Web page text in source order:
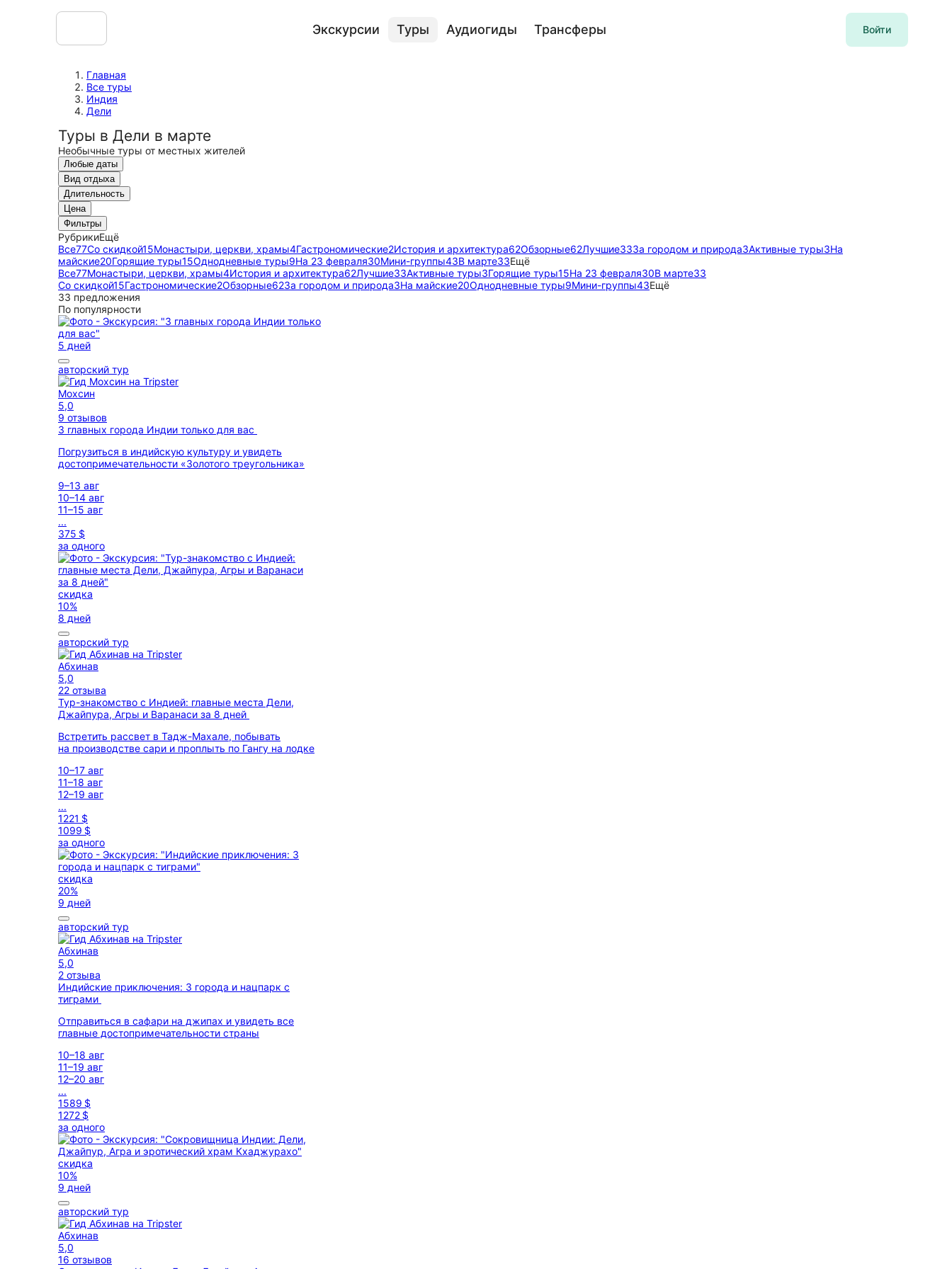
Экскурсии Туры Аудиогиды Трансферы Войти
Главная
Все туры
Индия
Дели
Туры в Дели в марте
Необычные туры от местных жителей
Любые даты
Вид отдыха
Длительность
Цена
Фильтры
РубрикиЕщё
Все77Со скидкой15Монастыри, церкви, храмы4Гастрономические2История и архитектура62Обзорные62Лучшие33За городом и природа3Активные туры3На
майские20Горящие туры15Однодневные туры9На 23 февраля30Мини-группы43В марте33Ещё
Все77Монастыри, церкви, храмы4История и архитектура62Лучшие33Активные туры3Горящие туры15На 23 февраля30В марте33
Со скидкой15Гастрономические2Обзорные62За городом и природа3На майские20Однодневные туры9Мини-группы43Ещё
33 предложения
По популярности
5 дней
авторский тур
Мохсин
5,0
9 отзывов
3 главных города Индии только для вас
Погрузиться в индийскую культуру и увидеть
достопримечательности «Золотого треугольника»
9–13 авг
10–14 авг
11–15 авг
...
375 $
за одного
скидка
10%
8 дней
авторский тур
Абхинав
5,0
22 отзыва
Тур-знакомство с Индией: главные места Дели,
Джайпура, Агры и Варанаси за 8 дней
Встретить рассвет в Тадж-Махале, побывать
на производстве сари и проплыть по Гангу на лодке
10–17 авг
11–18 авг
12–19 авг
...
1221 $
1099 $
за одного
скидка
20%
9 дней
авторский тур
Абхинав
5,0
2 отзыва
Индийские приключения: 3 города и нацпарк с
тиграми
Отправиться в сафари на джипах и увидеть все
главные достопримечательности страны
10–18 авг
11–19 авг
12–20 авг
...
1589 $
1272 $
за одного
скидка
10%
9 дней
авторский тур
Абхинав
5,0
16 отзывов